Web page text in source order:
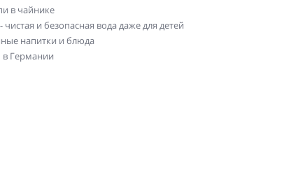
в чайнике
и безопасная вода даже для детей
напитки и блюда
в Германии